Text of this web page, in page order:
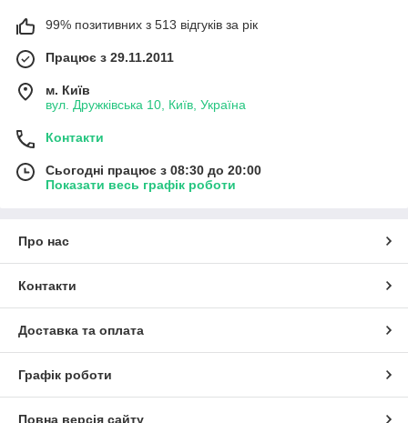
99% позитивних з 513 відгуків за рік
Працює з 29.11.2011
м. Київ
вул. Дружківська 10, Київ, Україна
Контакти
Сьогодні працює з 08:30 до 20:00
Показати весь графік роботи
Про нас
Контакти
Доставка та оплата
Графік роботи
Повна версія сайту